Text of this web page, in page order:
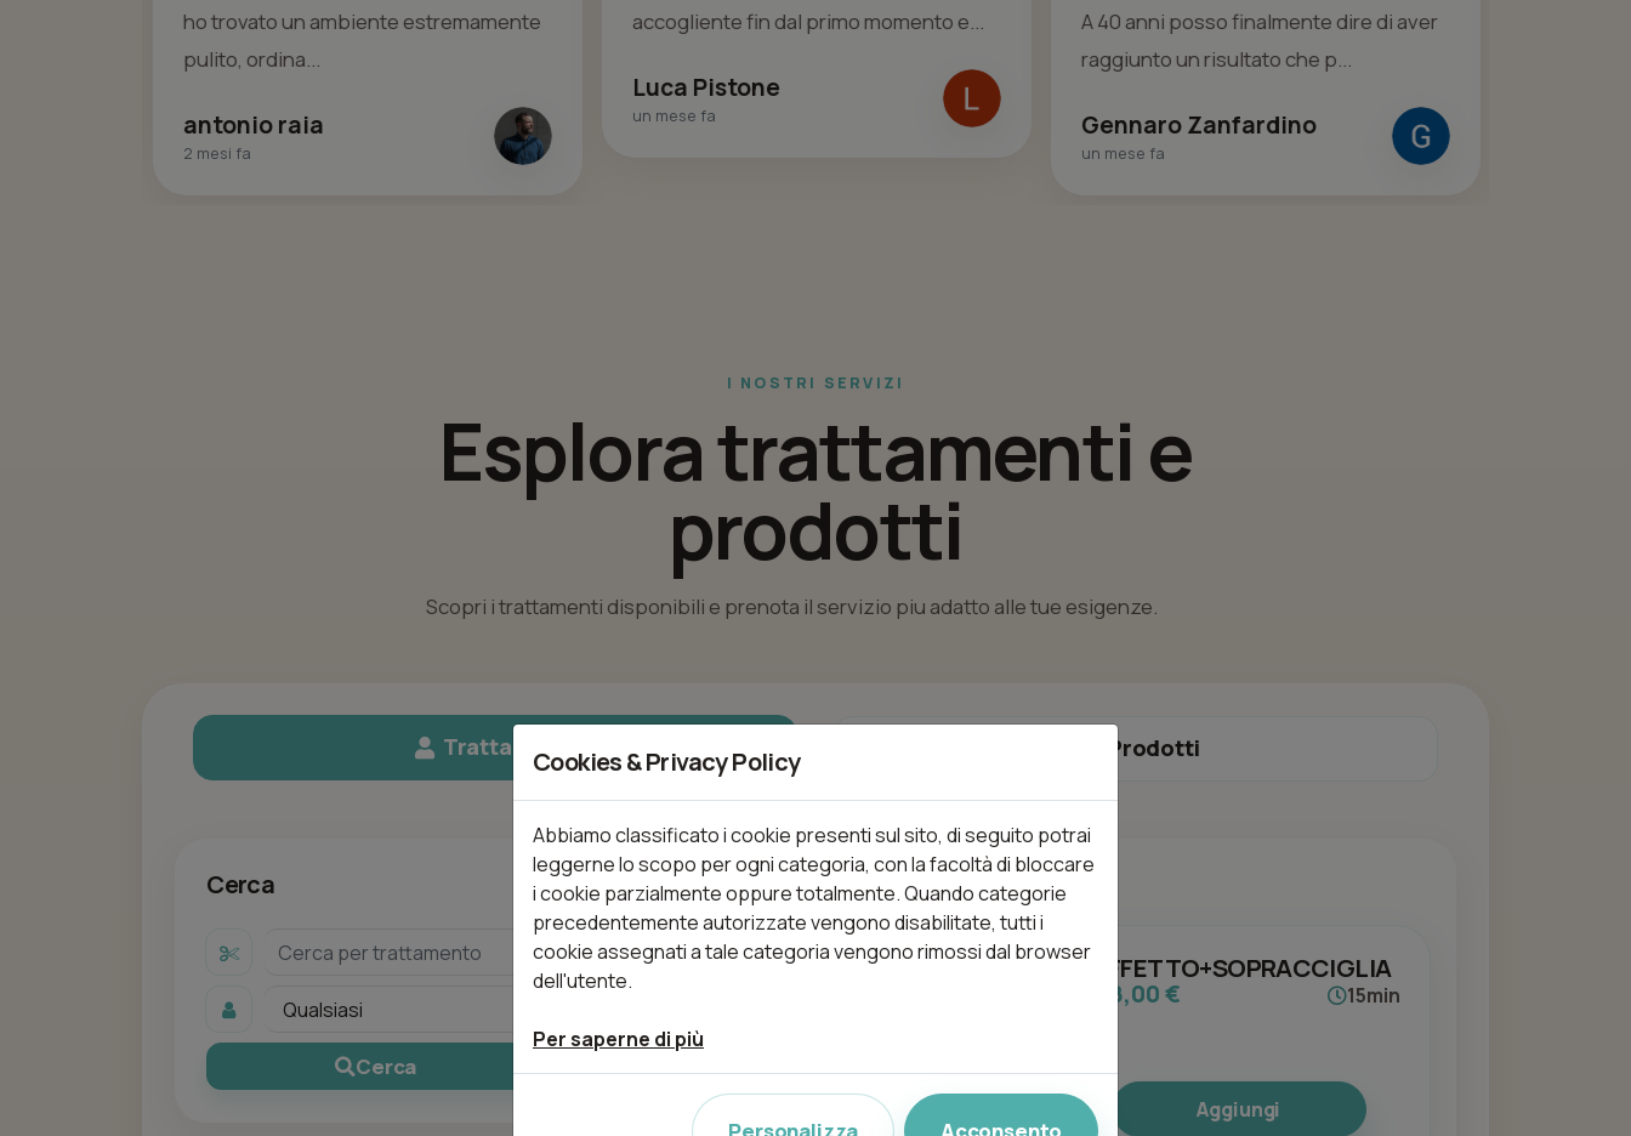
ho trovato un ambiente estremamente
pulito, ordina...
antonio raia
2 mesi fa
accogliente fin dal primo momento e...
Luca Pistone
un mese fa
A 40 anni posso finalmente dire di aver
raggiunto un risultato che p...
Gennaro Zanfardino
un mese fa
I NOSTRI SERVIZI
Esplora trattamenti e
prodotti
Scopri i trattamenti disponibili e prenota il servizio piu adatto alle tue esigenze.
Trattamenti Prodotti
Cerca
Cerca
Trattamenti (115)
Applicazione ciglia finte BAFFETTO+SOPRACCIGLIA
da 8,00 € 15min
Aggiungi
Cookies & Privacy Policy
Abbiamo classificato i cookie presenti sul sito, di seguito potrai
leggerne lo scopo per ogni categoria, con la facoltà di bloccare
i cookie parzialmente oppure totalmente. Quando categorie
precedentemente autorizzate vengono disabilitate, tutti i
cookie assegnati a tale categoria vengono rimossi dal browser
dell'utente.
Per saperne di più